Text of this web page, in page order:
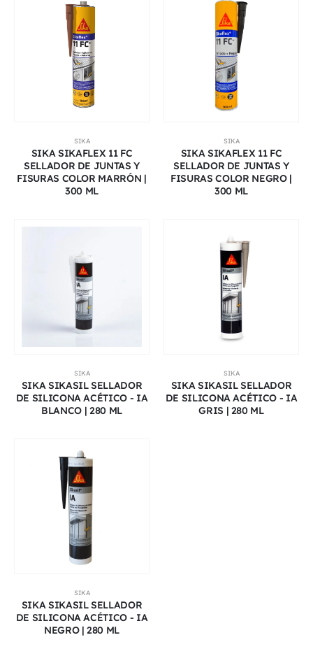
SIKA
SIKA SIKAFLEX 11 FC
SELLADOR DE JUNTAS Y
FISURAS COLOR MARRÓN |
300 ML
SIKA
SIKA SIKAFLEX 11 FC
SELLADOR DE JUNTAS Y
FISURAS COLOR NEGRO |
300 ML
SIKA
SIKA SIKASIL SELLADOR
DE SILICONA ACÉTICO - IA
BLANCO | 280 ML
SIKA
SIKA SIKASIL SELLADOR
DE SILICONA ACÉTICO - IA
GRIS | 280 ML
SIKA
SIKA SIKASIL SELLADOR
DE SILICONA ACÉTICO - IA
NEGRO | 280 ML